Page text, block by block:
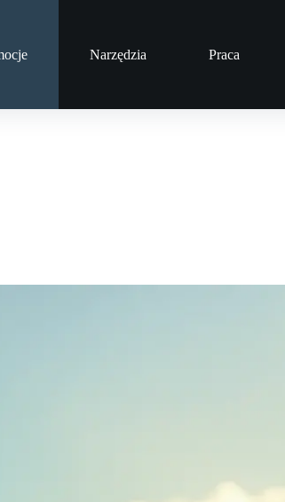
Narzędzia Praca